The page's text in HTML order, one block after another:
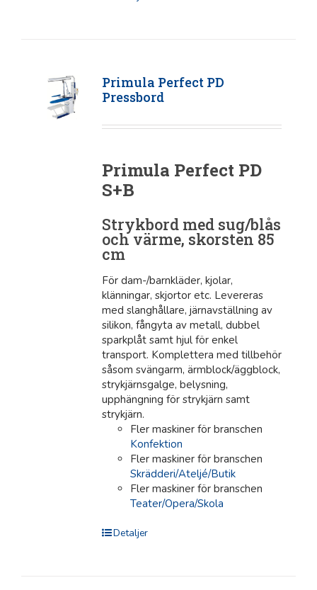
Primula Perfect PD
Pressbord
Primula Perfect PD
S+B
Strykbord med sug/blås
och värme, skorsten 85
cm
För dam-/barnkläder, kjolar,
klänningar, skjortor etc. Levereras
med slanghållare, järnavställning av
silikon, fångyta av metall, dubbel
sparkplåt samt hjul för enkel
transport. Komplettera med tillbehör
såsom svängarm, ärmblock/äggblock,
strykjärnsgalge, belysning,
upphängning för strykjärn samt
strykjärn.
Fler maskiner för branschen
Konfektion
Fler maskiner för branschen
Skrädderi/Ateljé/Butik
Fler maskiner för branschen
Teater/Opera/Skola
Detaljer